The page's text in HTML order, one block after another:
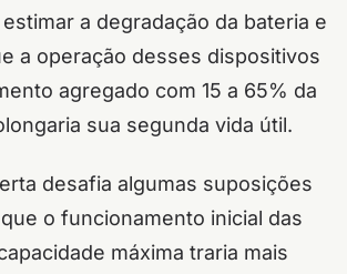
a degradação da bateria e
a operação desses dispositivos
agregado com 15 a 65% da
sua segunda vida útil.
desafia algumas suposições
o funcionamento inicial das
máxima traria mais